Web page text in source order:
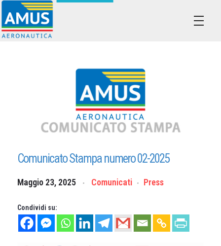
Comunicato Stampa numero 02-2025
Maggio 23, 2025 Comunicati Press
Condividi su: